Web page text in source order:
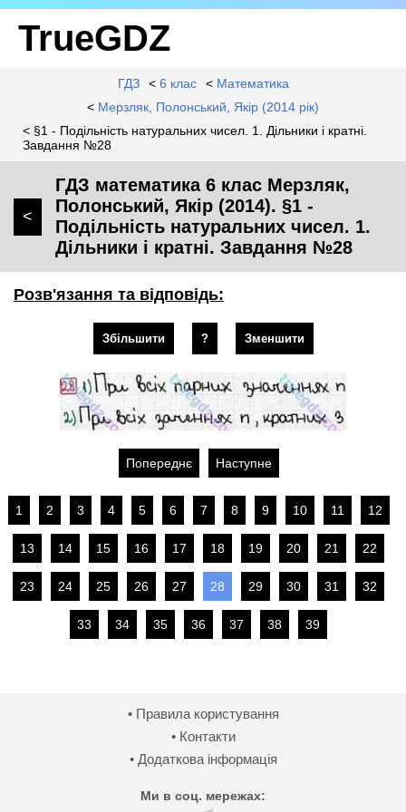
TrueGDZ
ГДЗ < 6 клас < Математика
< Мерзляк, Полонський, Якір (2014 рік)
< §1 - Подільність натуральних чисел. 1. Дільники і кратні.
Завдання №28
<
ГДЗ математика 6 клас Мерзляк,
Полонський, Якір (2014). §1 -
Подільність натуральних чисел. 1.
Дільники і кратні. Завдання №28
Розв'язання та відповідь:
Збільшити ? Зменшити
Попереднє Наступне
1 2 3 4 5 6 7 8 9 10 11 12
13 14 15 16 17 18 19 20 21 22
23 24 25 26 27 28 29 30 31 32
33 34 35 36 37 38 39
• Правила користування
• Контакти
• Додаткова інформація
Ми в соц. мережах: